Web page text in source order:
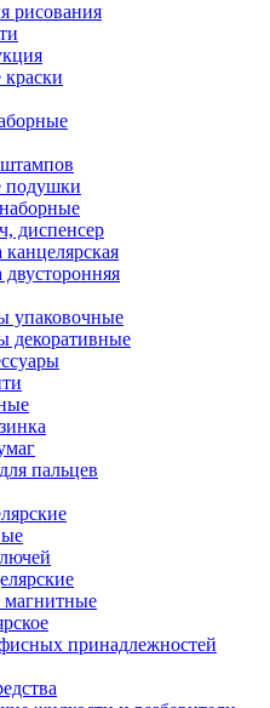
рисования
подушки
диспенсер
двусторонняя
упаковочные
декоративные
пальцев
принадлежностей